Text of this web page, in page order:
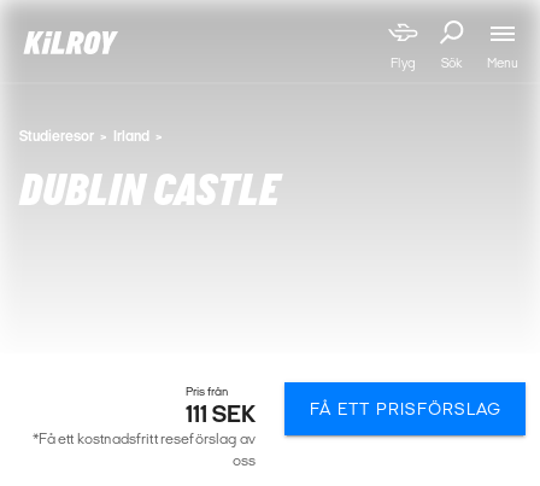
Flyg Sök Menu
Studieresor Irland
DUBLIN CASTLE
Pris från
111 SEK
*Få ett kostnadsfritt reseförslag av
oss
FÅ ETT PRISFÖRSLAG